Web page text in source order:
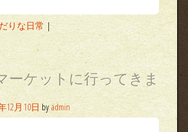
りな日常 |
ーケットに行ってきま
12月10日 by admin